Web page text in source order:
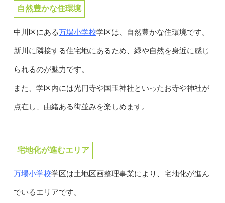
自然豊かな住環境
中川区にある万場小学校学区は、自然豊かな住環境です。
新川に隣接する住宅地にあるため、緑や自然を身近に感じ
られるのが魅力です。
また、学区内には光円寺や国玉神社といったお寺や神社が
点在し、由緒ある街並みを楽しめます。
宅地化が進むエリア
万場小学校学区は土地区画整理事業により、宅地化が進ん
でいるエリアです。